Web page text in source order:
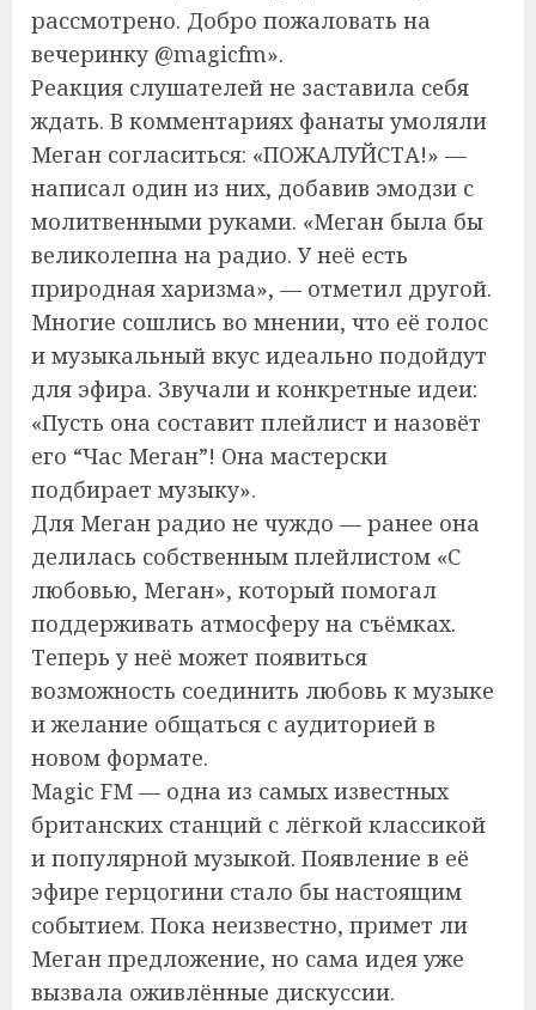
рассмотрено. Добро пожаловать на
вечеринку @magicfm».
Реакция слушателей не заставила себя
ждать. В комментариях фанаты умоляли
Меган согласиться: «ПОЖАЛУЙСТА!» —
написал один из них, добавив эмодзи с
молитвенными руками. «Меган была бы
великолепна на радио. У неё есть
природная харизма», — отметил другой.
Многие сошлись во мнении, что её голос
и музыкальный вкус идеально подойдут
для эфира. Звучали и конкретные идеи:
«Пусть она составит плейлист и назовёт
его “Час Меган”! Она мастерски
подбирает музыку».
Для Меган радио не чуждо — ранее она
делилась собственным плейлистом «С
любовью, Меган», который помогал
поддерживать атмосферу на съёмках.
Теперь у неё может появиться
возможность соединить любовь к музыке
и желание общаться с аудиторией в
новом формате.
Magic FM — одна из самых известных
британских станций с лёгкой классикой
и популярной музыкой. Появление в её
эфире герцогини стало бы настоящим
событием. Пока неизвестно, примет ли
Меган предложение, но сама идея уже
вызвала оживлённые дискуссии.